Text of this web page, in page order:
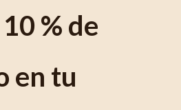
% de
en tu